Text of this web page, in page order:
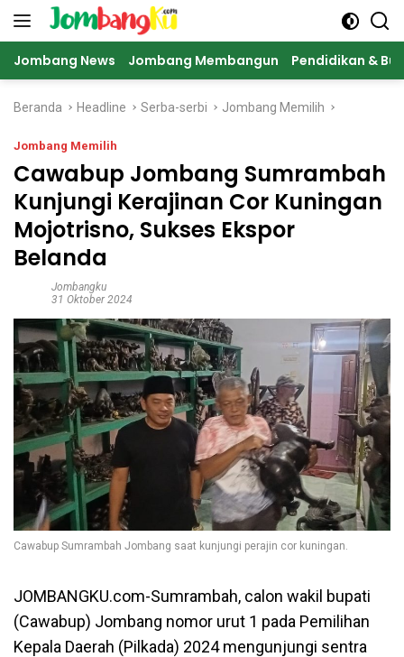
Langsung
Jombang News Jombang Membangun Pendidikan &
Beranda Headline Serba-serbi Jombang Memilih
Jombang Memilih
Cawabup Jombang Sumrambah
Kunjungi Kerajinan Cor Kuningan
Mojotrisno, Sukses Ekspor
Belanda
Jombangku
31 Oktober 2024
Cawabup Sumrambah Jombang saat kunjungi perajin cor kuningan.
JOMBANGKU.com-Sumrambah, calon wakil bupati
(Cawabup) Jombang nomor urut 1 pada Pemilihan
Kepala Daerah (Pilkada) 2024 mengunjungi sentra